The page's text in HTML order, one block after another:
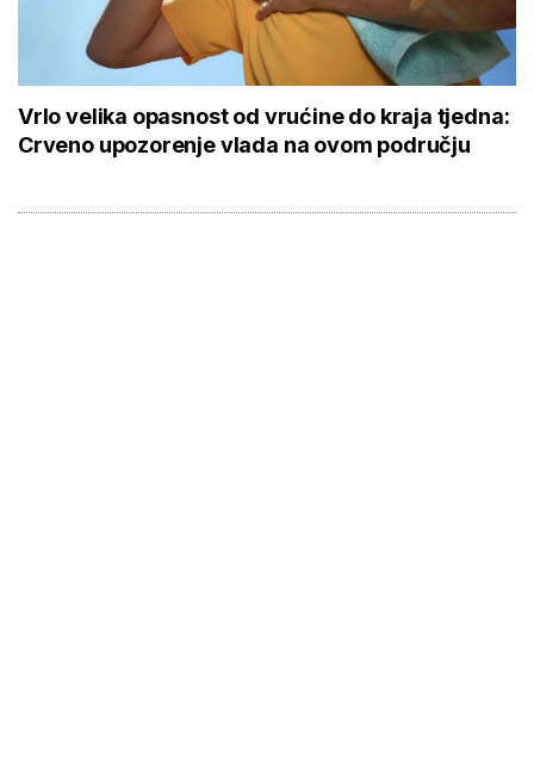
Vrlo velika opasnost od vrućine do kraja tjedna:
Crveno upozorenje vlada na ovom području